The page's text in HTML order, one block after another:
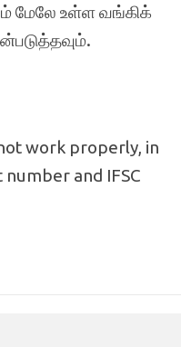
மேலே உள்ள வங்கிக்
work properly, in
and IFSC